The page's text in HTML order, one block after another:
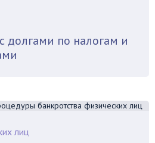
долгами по налогам и
лиц